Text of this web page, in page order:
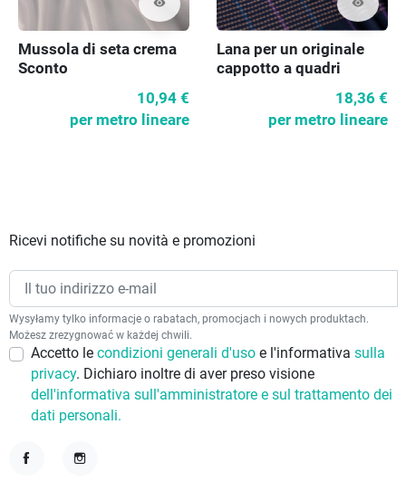
visibility
Mussola di seta crema
Sconto
10,94 €
per metro lineare
visibility
Lana per un originale
cappotto a quadri
18,36 €
per metro lineare
Ricevi notifiche su novità e promozioni
Wysyłamy tylko informacje o rabatach, promocjach i nowych produktach.
Możesz zrezygnować w każdej chwili.
Accetto le condizioni generali d'uso e l'informativa sulla
privacy. Dichiaro inoltre di aver preso visione
dell'informativa sull'amministratore e sul trattamento dei
dati personali.